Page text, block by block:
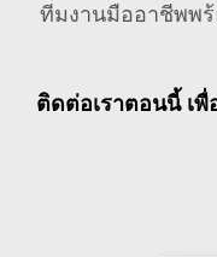
ทีมงานมืออาชีพพ
ติดต่อเราตอนนี้ เ